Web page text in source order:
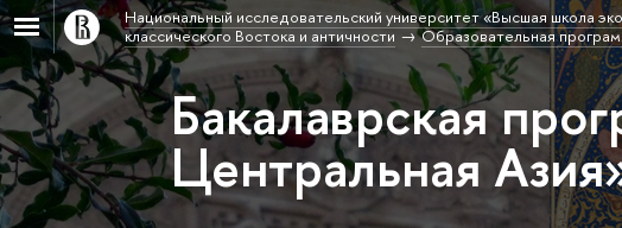
Национальный исследовательский университет «Высшая школа
классического Востока и античности
Образовательная
Бакалаврская
Центральная